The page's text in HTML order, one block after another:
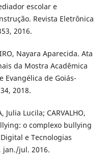
escolar e
Revista Eletrônica
2016.
Nayara Aparecida. Ata
da Mostra Acadêmica
Evangélica de Goiás-
2018.
Julia Lucila; CARVALHO,
o complexo bullying
e Tecnologias
jan./jul. 2016.